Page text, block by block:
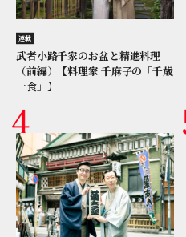
連載
武者小路千家のお盆と精進料理
（前編）【料理家 千麻子の「千歳
一食」】